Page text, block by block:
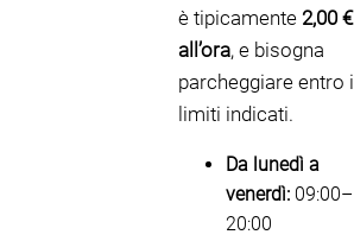
è tipicamente 2,00 €
all’ora, e bisogna
parcheggiare entro i
limiti indicati.
Da lunedì a
venerdì: 09:00–
20:00